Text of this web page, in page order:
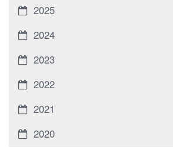
2025
2024
2023
2022
2021
2020